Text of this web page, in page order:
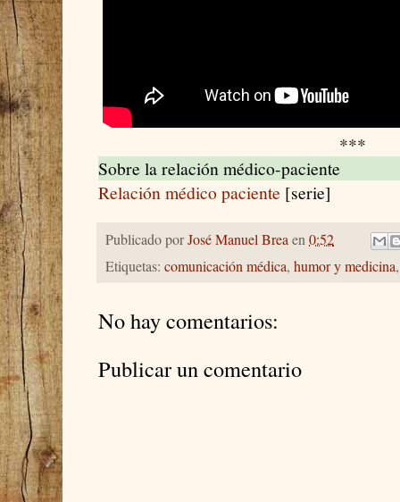
***
Sobre la relación médico-paciente
Relación médico paciente [serie]
Publicado porJosé Manuel Breaen0:52
Etiquetas: comunicación médica, humor y medicina
No hay comentarios:
Publicar un comentario